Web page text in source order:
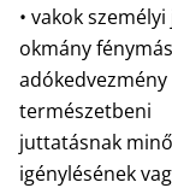
• vakok
okmány
természetbeni
juttatásnak
igénylésének